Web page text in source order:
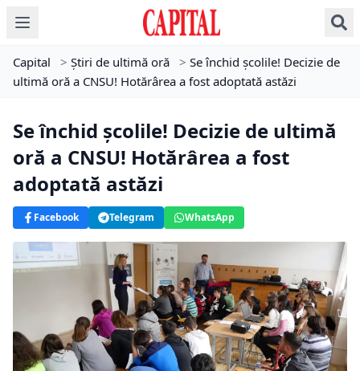
Capital > Știri de ultimă oră > Se închid școlile! Decizie de
ultimă oră a CNSU! Hotărârea a fost adoptată astăzi
Se închid școlile! Decizie de ultimă
oră a CNSU! Hotărârea a fost
adoptată astăzi
Facebook Telegram WhatsApp